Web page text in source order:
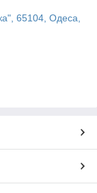
65104, Одеса,